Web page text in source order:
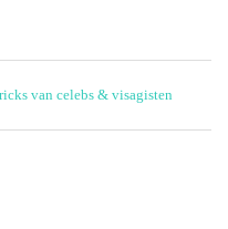
van celebs & visagisten